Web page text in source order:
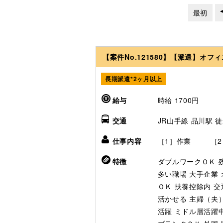
最初
【案件No.121580】【派遣】オフ
長期派遣*2ヶ月以上
給与 時給 1700円
交通 JR山手線 品川駅
仕事内容 ［1］作業 ［2
特徴 ダブルワークＯＫ
多い職場 大手企業
ＯＫ 扶養控除内 交
活かせる 主婦（夫
活躍 ミドル層活躍